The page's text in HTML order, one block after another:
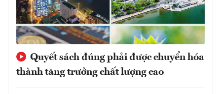
Quyết sách đúng phải được chuyển hóa
thành tăng trưởng chất lượng cao